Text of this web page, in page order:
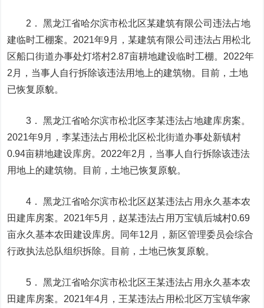
2． 黑龙江省哈尔滨市松北区某建筑有限公司违法占地
建临时工棚案。2021年9月，某建筑有限公司违法占用松北
区船口街道办事处灯塔村2.87亩耕地建设临时工棚。2022年
2月，当事人自行拆除该违法用地上的建筑物。目前，土地
已恢复原貌。
3． 黑龙江省哈尔滨市松北区李某违法占地建库房案。
2021年9月，李某违法占用松北区松北街道办事处新镇村
0.94亩耕地建设库房。2022年2月，当事人自行拆除该违法
用地上的建筑物。目前，土地已恢复原貌。
4． 黑龙江省哈尔滨市松北区赵某违法占用永久基本农
田建库房案。2021年5月，赵某违法占用万宝镇后城村0.69
亩永久基本农田建设库房。同年12月，新区管理委员会综合
行政执法总队组织拆除。目前，土地已恢复原貌。
5． 黑龙江省哈尔滨市松北区王某违法占用永久基本农
田建库房案。2021年4月，王某违法占用松北区万宝镇华家